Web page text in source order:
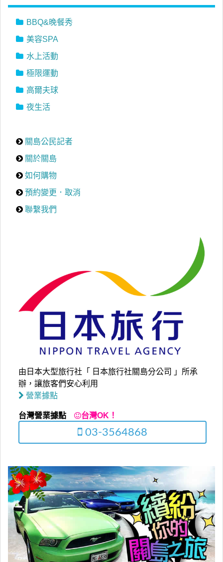
BBQ&晚餐秀
美容SPA
水上活動
極限運動
高爾夫球
夜生活
關島公民記者
關於關島
如何購物
預約變更．取消
聯繫我們
由日本大型旅行社「 日本旅行社關島分公司 」所承
辦，讓旅客們安心利用
營業據點
台灣營業據點 台灣OK！
03-3564868